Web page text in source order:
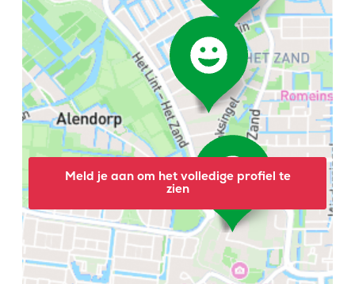
Meld je aan om het volledige profiel te
zien